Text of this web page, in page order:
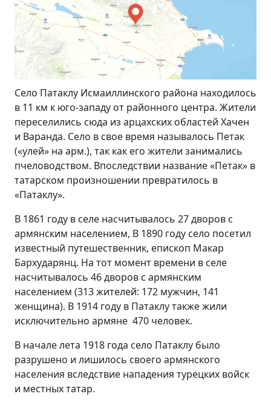
Село Патаклу Исмаиллинского района находилось
в 11 км к юго-западу от районного центра. Жители
переселились сюда из арцахских областей Хачен
и Варанда. Село в свое время называлось Петак
(«улей» на арм.), так как его жители занимались
пчеловодством. Впоследствии название «Петак» в
татарском произношении превратилось в
«Патаклу».
В 1861 году в селе насчитывалось 27 дворов с
армянским населением, В 1890 году село посетил
известный путешественник, епископ Макар
Бархударянц. На тот момент времени в селе
насчитывалось 46 дворов с армянским
населением (313 жителей: 172 мужчин, 141
женщина). В 1914 году в Патаклу также жили
исключительно армяне ­ 470 человек.
В начале лета 1918 года село Патаклу было
разрушено и лишилось своего армянского
населения вследствие нападения турецких войск
и местных татар.